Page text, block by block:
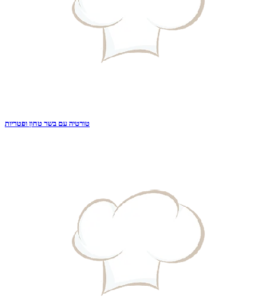
טורטיה עם בשר טחון ופטריות